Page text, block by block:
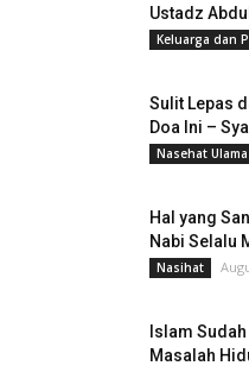
Ustadz
Keluarga dan
Sulit Lepas
Doa Ini –
Nasehat Ulama
Hal yang
Nabi Selalu
Nasihat
Islam
Masalah